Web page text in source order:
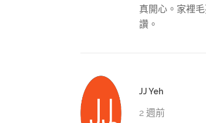
真開心。家裡
讚。
JJ Yeh
2 週前